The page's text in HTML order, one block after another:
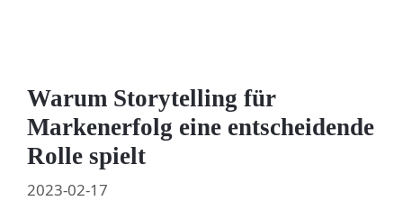
Warum Storytelling für
Markenerfolg eine entscheidende
Rolle spielt
2023-02-17